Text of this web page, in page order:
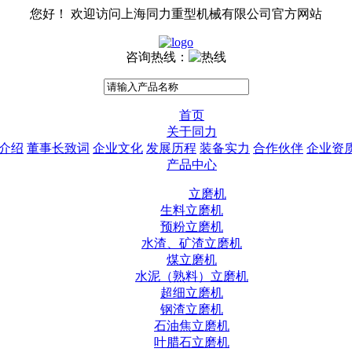
您好！ 欢迎访问上海同力重型机械有限公司官方网站
咨询热线：
首页
关于同力
绍 董事长致词 企业文化 发展历程 装备实力 合作伙伴 企业资
产品中心
立磨机
生料立磨机
预粉立磨机
水渣、矿渣立磨机
煤立磨机
水泥（熟料）立磨机
超细立磨机
钢渣立磨机
石油焦立磨机
叶腊石立磨机